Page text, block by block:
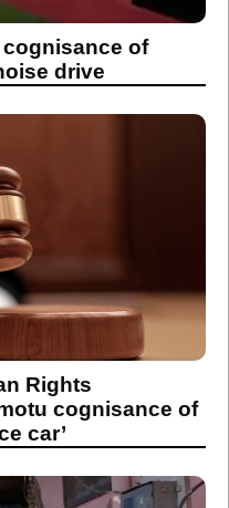
cognisance of
drive
Rights
cognisance of
car’